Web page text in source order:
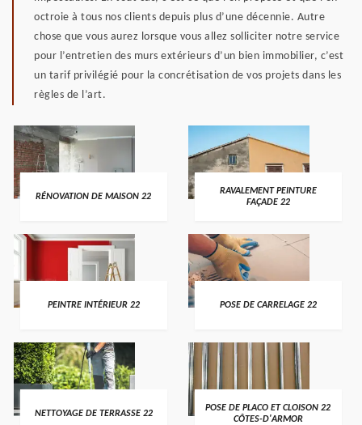
octroie à tous nos clients depuis plus d’une décennie. Autre
chose que vous aurez lorsque vous allez solliciter notre service
pour l’entretien des murs extérieurs d’un bien immobilier, c’est
un tarif privilégié pour la concrétisation de vos projets dans les
règles de l’art.
RÉNOVATION DE MAISON 22
RAVALEMENT PEINTURE
FAÇADE 22
PEINTRE INTÉRIEUR 22 POSE DE CARRELAGE 22
NETTOYAGE DE TERRASSE 22
POSE DE PLACO ET CLOISON 22
CÔTES-D'ARMOR